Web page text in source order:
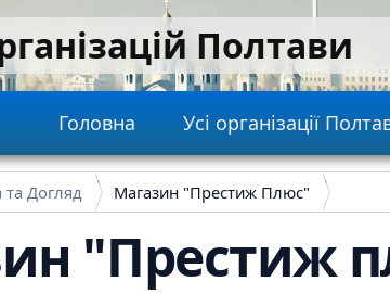
Полтави
Main navigation
Головна Усі організації
та Догляд Магазин "Престиж Плюс"
"Престиж